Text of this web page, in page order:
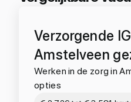
Verzorgende
Amstelveen
Werken in de zorg in
opties